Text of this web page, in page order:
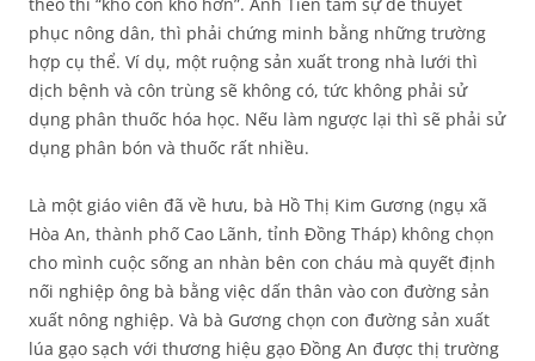
phục nông dân, thì phải chứng minh bằng những trường
hợp cụ thể. Ví dụ, một ruộng sản xuất trong nhà lưới thì
dịch bệnh và côn trùng sẽ không có, tức không phải sử
dụng phân thuốc hóa học. Nếu làm ngược lại thì sẽ phải sử
dụng phân bón và thuốc rất nhiều.
Là một giáo viên đã về hưu, bà Hồ Thị Kim Gương (ngụ xã
Hòa An, thành phố Cao Lãnh, tỉnh Đồng Tháp) không chọn
cho mình cuộc sống an nhàn bên con cháu mà quyết định
nối nghiệp ông bà bằng việc dấn thân vào con đường sản
xuất nông nghiệp. Và bà Gương chọn con đường sản xuất
lúa gạo sạch với thương hiệu gạo Đồng An được thị trường